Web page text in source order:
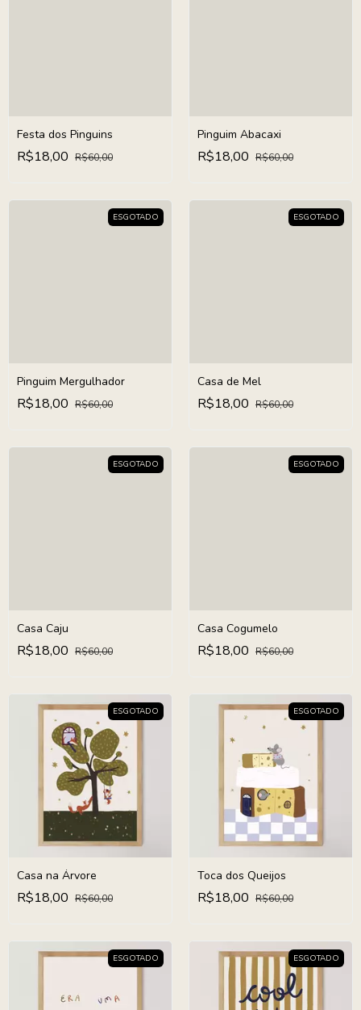
Festa dos Pinguins
R$18,00 R$60,00
Pinguim Abacaxi
R$18,00 R$60,00
ESGOTADO
Pinguim Mergulhador
R$18,00 R$60,00
ESGOTADO
Casa de Mel
R$18,00 R$60,00
ESGOTADO
Casa Caju
R$18,00 R$60,00
ESGOTADO
Casa Cogumelo
R$18,00 R$60,00
ESGOTADO
Casa na Árvore
R$18,00 R$60,00
ESGOTADO
Toca dos Queijos
R$18,00 R$60,00
ESGOTADO ESGOTADO